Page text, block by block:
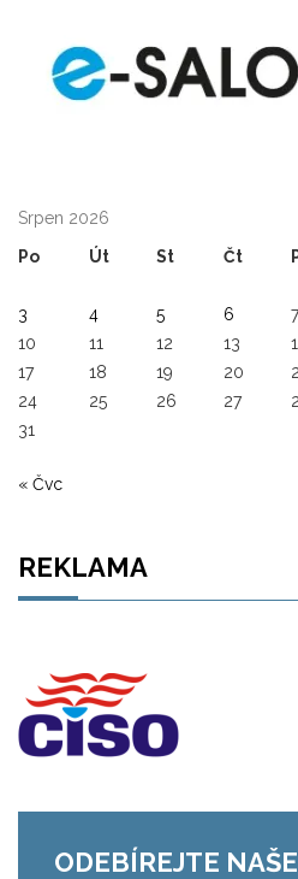
Srpen 2026
Po
Út St Čt
3
4 5 6 7
10
11 12 13
17
18 19 20
24
25 26 27
31
« Čvc
REKLAMA
ODEBÍREJTE